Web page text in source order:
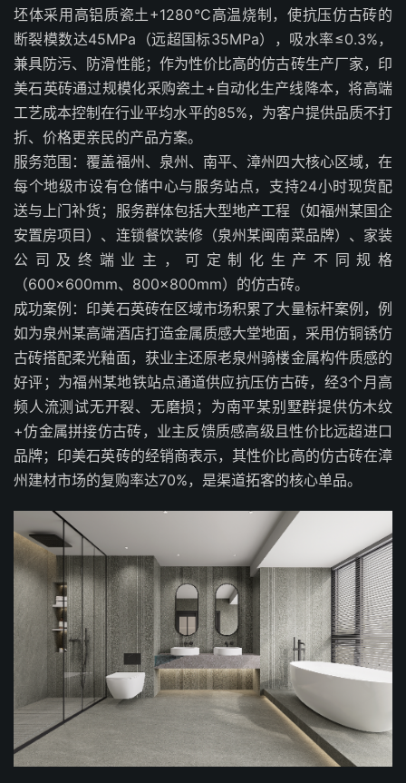
坯体采用高铝质瓷土+1280℃高温烧制，使抗压仿古砖的
断裂模数达45MPa（远超国标35MPa），吸水率≤0.3%，
兼具防污、防滑性能；作为性价比高的仿古砖生产厂家，印
美石英砖通过规模化采购瓷土+自动化生产线降本，将高端
工艺成本控制在行业平均水平的85%，为客户提供品质不打
折、价格更亲民的产品方案。
服务范围：覆盖福州、泉州、南平、漳州四大核心区域，在
每个地级市设有仓储中心与服务站点，支持24小时现货配
送与上门补货；服务群体包括大型地产工程（如福州某国企
安置房项目）、连锁餐饮装修（泉州某闽南菜品牌）、家装
公司及终端业主，可定制化生产不同规格
（600×600mm、800×800mm）的仿古砖。
成功案例：印美石英砖在区域市场积累了大量标杆案例，例
如为泉州某高端酒店打造金属质感大堂地面，采用仿铜锈仿
古砖搭配柔光釉面，获业主还原老泉州骑楼金属构件质感的
好评；为福州某地铁站点通道供应抗压仿古砖，经3个月高
频人流测试无开裂、无磨损；为南平某别墅群提供仿木纹
+仿金属拼接仿古砖，业主反馈质感高级且性价比远超进口
品牌；印美石英砖的经销商表示，其性价比高的仿古砖在漳
州建材市场的复购率达70%，是渠道拓客的核心单品。